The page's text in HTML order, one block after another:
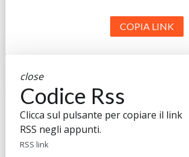
COPIA LINK
close
Codice Rss
Clicca sul pulsante per copiare il link
RSS negli appunti.
RSS link